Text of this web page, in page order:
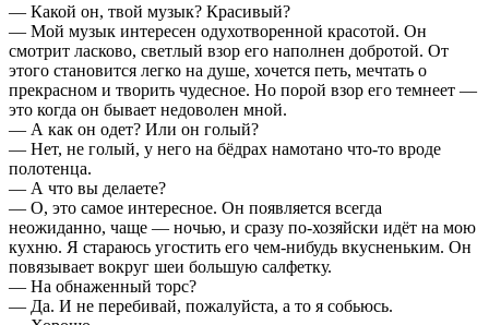
— Какой он, твой музык? Красивый?
— Мой музык интересен одухотворенной красотой. Он
смотрит ласково, светлый взор его наполнен добротой. От
этого становится легко на душе, хочется петь, мечтать о
прекрасном и творить чудесное. Но порой взор его темнеет —
это когда он бывает недоволен мной.
— А как он одет? Или он голый?
— Нет, не голый, у него на бёдрах намотано что-то вроде
полотенца.
— А что вы делаете?
— О, это самое интересное. Он появляется всегда
неожиданно, чаще — ночью, и сразу по-хозяйски идёт на мою
кухню. Я стараюсь угостить его чем-нибудь вкусненьким. Он
повязывает вокруг шеи большую салфетку.
— На обнаженный торс?
— Да. И не перебивай, пожалуйста, а то я собьюсь.